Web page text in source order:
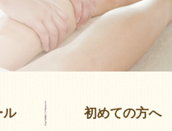
ル 初めての方へ